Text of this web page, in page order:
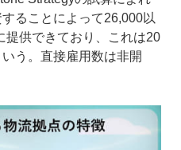
ることによって26,000以
提供できており、これは20
う。直接雇用数は非開